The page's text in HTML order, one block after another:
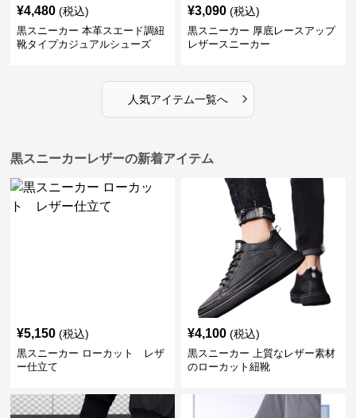
¥4,480 (税込)
黒スニーカー 本革スエード調紐
靴タイプカジュアルシューズ
¥3,090 (税込)
黒スニーカー 厚底レースアップ
レザースニーカー
人気アイテム一覧へ ›
黒スニーカーレザーの新着アイテム
¥5,150 (税込)
黒スニーカー ローカット レザ
ー仕立て
¥4,100 (税込)
黒スニーカー 上質なレザー素材
のローカット紐靴